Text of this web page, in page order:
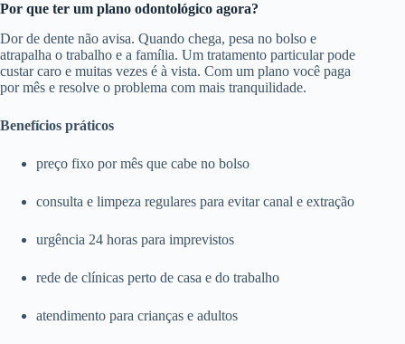
Por que ter um plano odontológico agora?
Dor de dente não avisa. Quando chega, pesa no bolso e
atrapalha o trabalho e a família. Um tratamento particular pode
custar caro e muitas vezes é à vista. Com um plano você paga
por mês e resolve o problema com mais tranquilidade.
Benefícios práticos
preço fixo por mês que cabe no bolso
consulta e limpeza regulares para evitar canal e extração
urgência 24 horas para imprevistos
rede de clínicas perto de casa e do trabalho
atendimento para crianças e adultos